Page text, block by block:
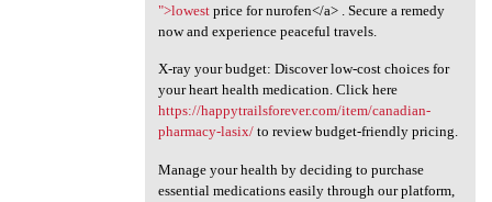
">lowestprice for nurofen</a> . Secure a remedy
now and experience peaceful travels.
X-ray your budget: Discover low-cost choices for
your heart health medication. Click here
https://happytrailsforever.com/item/canadian-
pharmacy-lasix/to review budget-friendly pricing.
Manage your health by deciding to purchase
essential medications easily through our platform,